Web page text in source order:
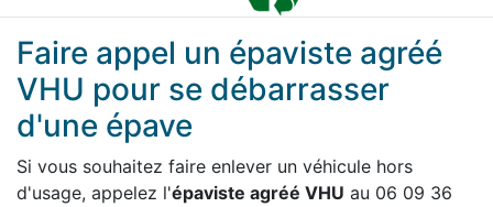
Faire appel un épaviste agréé
VHU pour se débarrasser
d'une épave
Si vous souhaitez faire enlever un véhicule hors
d'usage, appelez l'épaviste agréé VHU au 06 09 36